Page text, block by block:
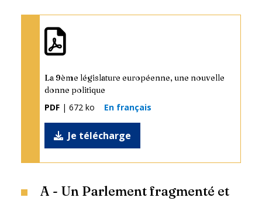
La 9ème législature européenne, une nouvelle
donne politique
PDF | 672 ko En français
Je télécharge
A - Un Parlement fragmenté et